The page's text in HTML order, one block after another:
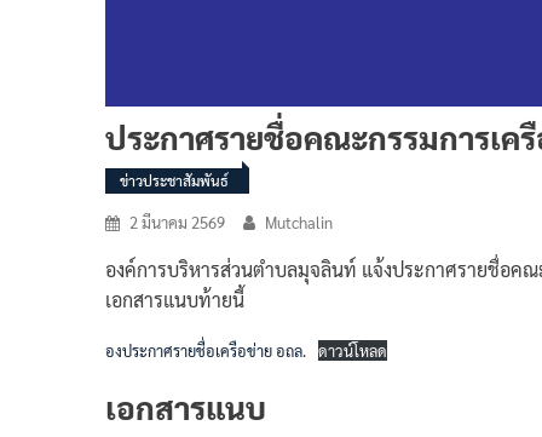
ประกาศรายชื่อคณะกรรมการเค
ข่าวประชาสัมพันธ์
2 มีนาคม 2569 Mutchalin
องค์การบริหารส่วนตำบลมุจลินท์ แจ้งประกาศรายชื่อค
เอกสารแนบท้ายนี้
องประกาศรายชื่อเครือข่าย อถล. ดาวน์โหลด
เอกสารแนบ